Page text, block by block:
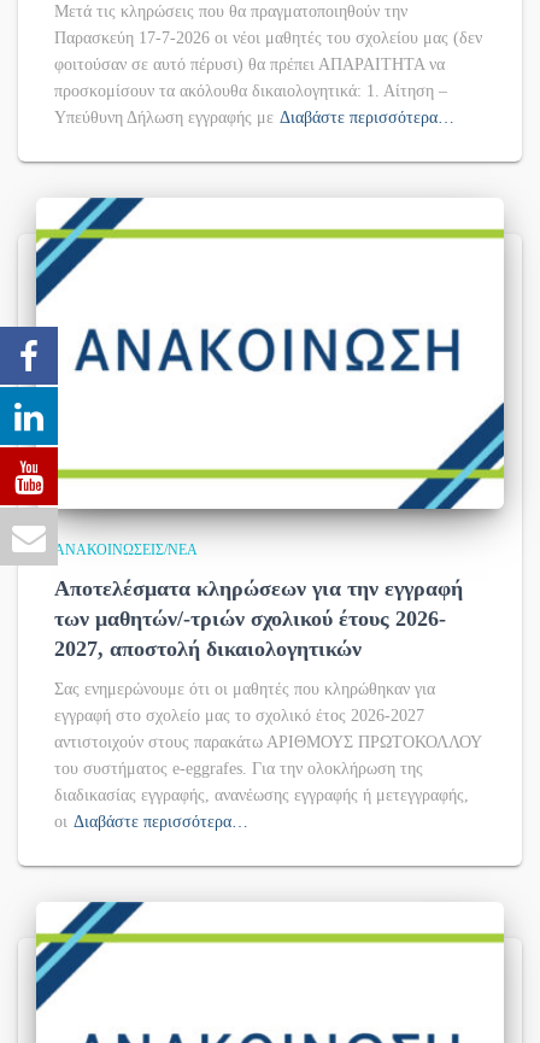
Μετά τις κληρώσεις που θα πραγματοποιηθούν την
Παρασκεύη 17-7-2026 οι νέοι μαθητές του σχολείου μας (δεν
φοιτούσαν σε αυτό πέρυσι) θα πρέπει ΑΠΑΡΑΙΤΗΤΑ να
προσκομίσουν τα ακόλουθα δικαιολογητικά: 1. Αίτηση –
Υπεύθυνη Δήλωση εγγραφής με Διαβάστε περισσότερα…
ΑΝΑΚΟΙΝΏΣΕΙΣ/ΝΈΑ
Αποτελέσματα κληρώσεων για την εγγραφή
των μαθητών/-τριών σχολικού έτους 2026-
2027, αποστολή δικαιολογητικών
Σας ενημερώνουμε ότι οι μαθητές που κληρώθηκαν για
εγγραφή στο σχολείο μας το σχολικό έτος 2026-2027
αντιστοιχούν στους παρακάτω ΑΡΙΘΜΟΥΣ ΠΡΩΤΟΚΟΛΛΟΥ
του συστήματος e-eggrafes. Για την ολοκλήρωση της
διαδικασίας εγγραφής, ανανέωσης εγγραφής ή μετεγγραφής,
οι Διαβάστε περισσότερα…